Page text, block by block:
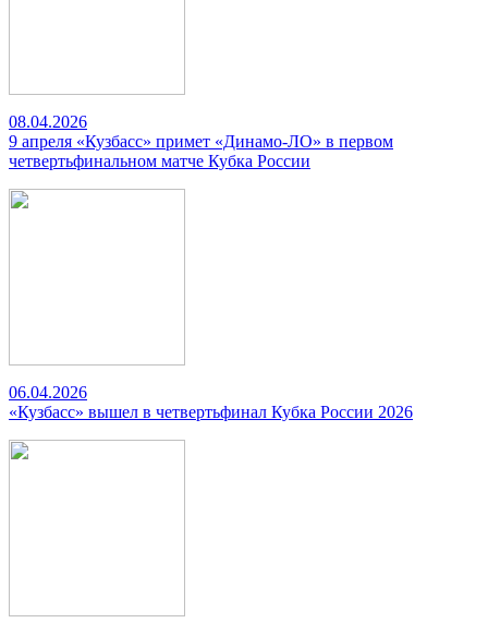
08.04.2026
9 апреля «Кузбасс» примет «Динамо-ЛО» в первом
четвертьфинальном матче Кубка России
06.04.2026
«Кузбасс» вышел в четвертьфинал Кубка России 2026